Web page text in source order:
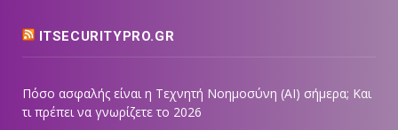
ITSECURITYPRO.GR
Πόσο ασφαλής είναι η Τεχνητή Νοημοσύνη (AI) σήμερα; Και
τι πρέπει να γνωρίζετε το 2026